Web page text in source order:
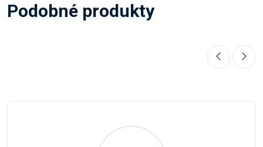
Podobné produkty